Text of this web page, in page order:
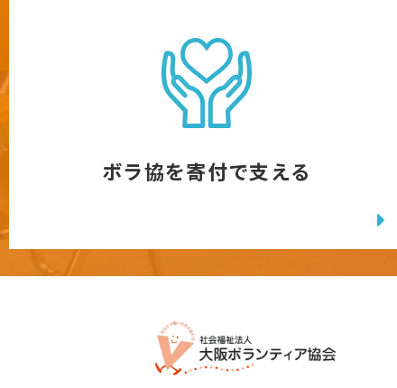
ボラ協を寄付で支える